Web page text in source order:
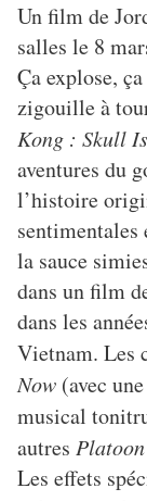
Un film de
salles le 8
Ça explose,
zigouille à
Kong : Skull
aventures du
l’histoire
sentimentales
la sauce
dans un film
dans les
Vietnam. Les
Now (avec
musical
autres Platoon
Les effets